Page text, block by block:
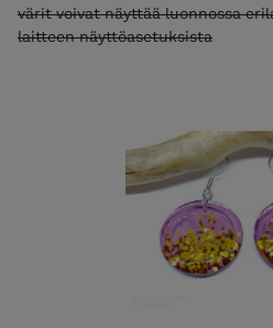
värit voivat näyttää luonnossa
laitteen näyttöasetuksista